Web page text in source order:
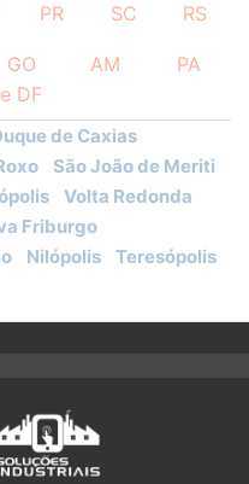
PR SC RS
GO
e DF
AM PA
de Caxias
São João de Meriti
Volta Redonda
Friburgo
Nilópolis
Teresópolis